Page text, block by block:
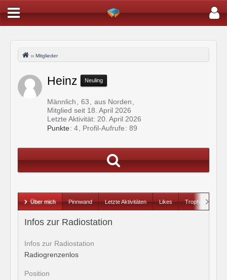
Mitglieder
Heinz Neuling
Männlich 63
aus Norden
Mitglied seit 18. April 2026
Letzte Aktivität: 20. April 2026
Punkte 4 Profil-Aufrufe 89
Über mich Pinnwand Letzte Aktivitäten Likes Trophäen
Infos zur Radiostation
Infos zur Radiostation
Radiogrenzenlos
Position